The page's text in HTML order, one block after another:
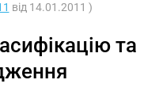
від 14.01.2011 )
та